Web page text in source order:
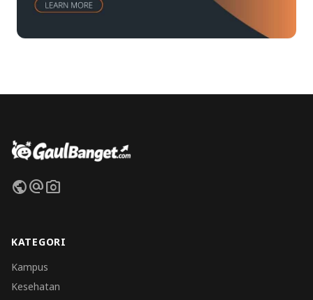
publicalternate_emailphoto_camera
KATEGORI
Kampus
Kesehatan